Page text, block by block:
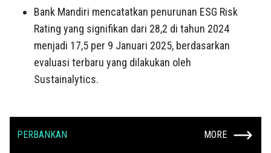
Bank Mandiri mencatatkan penurunan ESG Risk
Rating yang signifikan dari 28,2 di tahun 2024
menjadi 17,5 per 9 Januari 2025, berdasarkan
evaluasi terbaru yang dilakukan oleh
Sustainalytics.
PERBANKAN MORE